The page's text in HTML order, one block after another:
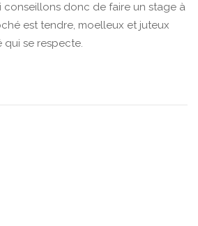
conseillons donc de faire un stage à
est tendre, moelleux et juteux
se respecte.